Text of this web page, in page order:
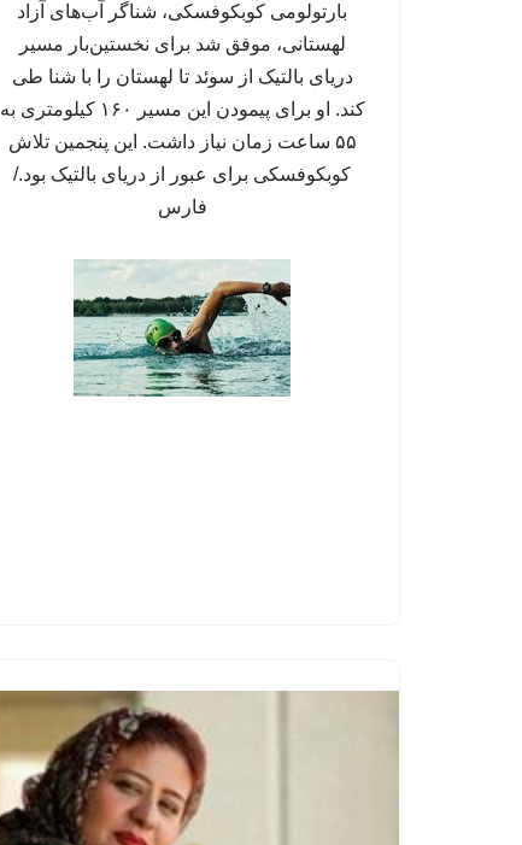
بارتولومی کوبکوفسکی، شناگر آب‌های آزاد
لهستانی، موفق شد برای نخستین‌بار مسیر
دریای بالتیک از سوئد تا لهستان را با شنا طی
کند. او برای پیمودن این مسیر ۱۶۰ کیلومتری به
۵۵ ساعت زمان نیاز داشت. این پنجمین تلاش
کوبکوفسکی برای عبور از دریای بالتیک بود./
فارس